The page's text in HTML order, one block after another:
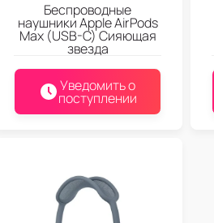
Беспроводные
наушники Apple AirPods
Max (USB-C) Сияющая
звезда
Уведомить о
поступлении